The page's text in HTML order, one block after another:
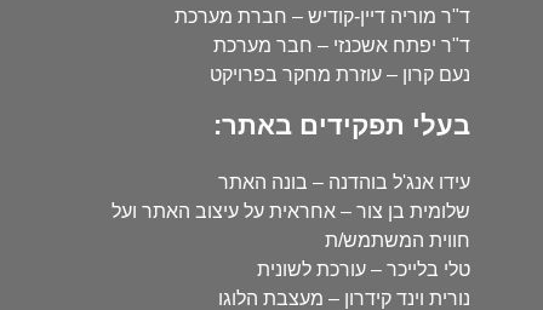
ד"ר מוריה דיין-קודיש – חברת מערכת
ד"ר יפתח אשכנזי – חבר מערכת
נעם קרון – עוזרת מחקר בפרויקט
בעלי תפקידים באתר:
עידו אנג'ל בוהדנה – בונה האתר
שלומית בן צור – אחראית על עיצוב האתר ועל
חווית המשתמש/ת
טלי בלייכר – עורכת לשונית
נורית וינד קידרון – מעצבת הלוגו